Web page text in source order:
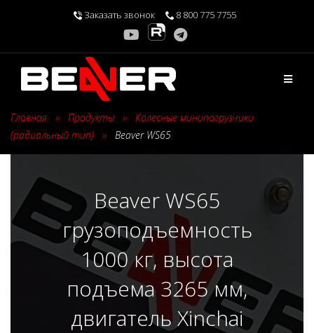
Заказать звонок 8 800 775 7755
Главная › Продукты ›
Колесные минипогрузчики
(радиальный тип)
› Beaver WS65
Beaver WS65
грузоподъемность
1000 кг, высота
подъема 3265 мм,
двигатель Xinchai